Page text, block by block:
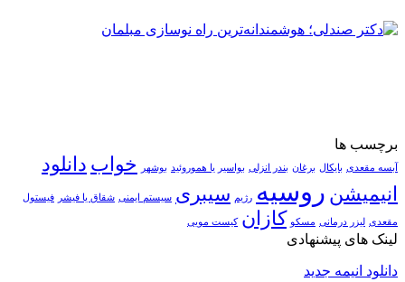
برچسب ها
آبسه مقعدی بایکال برغان بندر انزلی بواسیر یا هموروئید بوشهر خواب دانلود
انیمیشن روسیه رژیم سیبری سیستم ایمنی شقاق یا فیشر فیستول
مقعدی لیزر درمانی مسکو کازان کیست مویی
لینک های پیشنهادی
دانلود انیمه جدید